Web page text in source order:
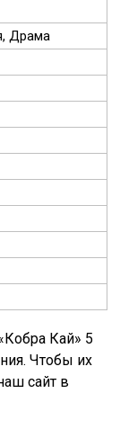
Драма
Кай» 5
Чтобы их
сайт в